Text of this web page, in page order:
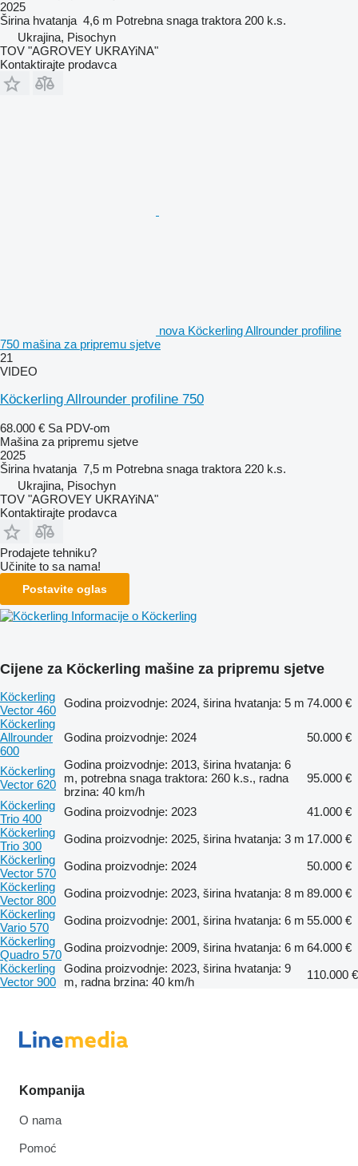
2025
Širina hvatanja 4,6 m Potrebna snaga traktora 200 k.s.
Ukrajina, Pisochyn
TOV "AGROVEY UKRAYiNA"
Kontaktirajte prodavca
nova Köckerling Allrounder profiline
750 mašina za pripremu sjetve
21
VIDEO
Köckerling Allrounder profiline 750
68.000 € Sa PDV-om
Mašina za pripremu sjetve
2025
Širina hvatanja 7,5 m Potrebna snaga traktora 220 k.s.
Ukrajina, Pisochyn
TOV "AGROVEY UKRAYiNA"
Kontaktirajte prodavca
Prodajete tehniku?
Učinite to sa nama!
Postavite oglas
Informacije o Köckerling
Cijene za Köckerling mašine za pripremu sjetve
Köckerling
Vector 460
Godina proizvodnje: 2024, širina hvatanja: 5 m 74.000 €
Köckerling
Allrounder
600
Godina proizvodnje: 2024 50.000 €
Köckerling
Vector 620
Godina proizvodnje: 2013, širina hvatanja: 6
m, potrebna snaga traktora: 260 k.s., radna
brzina: 40 km/h
95.000 €
Köckerling
Trio 400
Godina proizvodnje: 2023
41.000 €
Köckerling
Trio 300
Godina proizvodnje: 2025, širina hvatanja: 3 m 17.000 €
Köckerling
Vector 570
Godina proizvodnje: 2024
50.000 €
Köckerling
Vector 800
Godina proizvodnje: 2023, širina hvatanja: 8 m 89.000 €
Köckerling
Vario 570
Godina proizvodnje: 2001, širina hvatanja: 6 m 55.000 €
Köckerling
Quadro 570
Godina proizvodnje: 2009, širina hvatanja: 6 m 64.000 €
Köckerling
Vector 900
Godina proizvodnje: 2023, širina hvatanja: 9
m, radna brzina: 40 km/h
110.000 €
Kompanija
O nama
Pomoć